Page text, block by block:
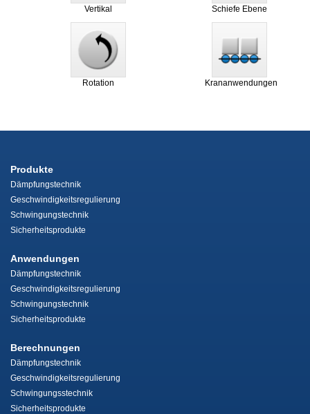
Vertikal Schiefe Ebene
Rotation Krananwendungen
Produkte
Dämpfungstechnik
Geschwindigkeitsregulierung
Schwingungstechnik
Sicherheitsprodukte
Anwendungen
Dämpfungstechnik
Geschwindigkeitsregulierung
Schwingungstechnik
Sicherheitsprodukte
Berechnungen
Dämpfungstechnik
Geschwindigkeitsregulierung
Schwingungsstechnik
Sicherheitsprodukte